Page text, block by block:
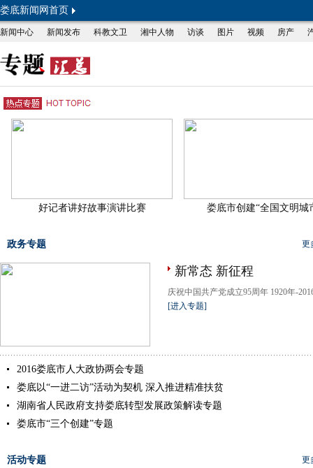
娄底新闻网首页
新闻中心 新闻发布 科教文卫 湘中人物 访谈 图片 视频 房产
好记者讲好故事演讲比赛 娄底市创建“全国文明城
政务专题 更
新常态 新征程
庆祝中国共产党成立95周年 1920年-
[进入专题]
2016娄底市人大政协两会专题
娄底以“一进二访”活动为契机 深入推进精准扶贫
湖南省人民政府支持娄底转型发展政策解读专题
娄底市“三个创建”专题
活动专题 更